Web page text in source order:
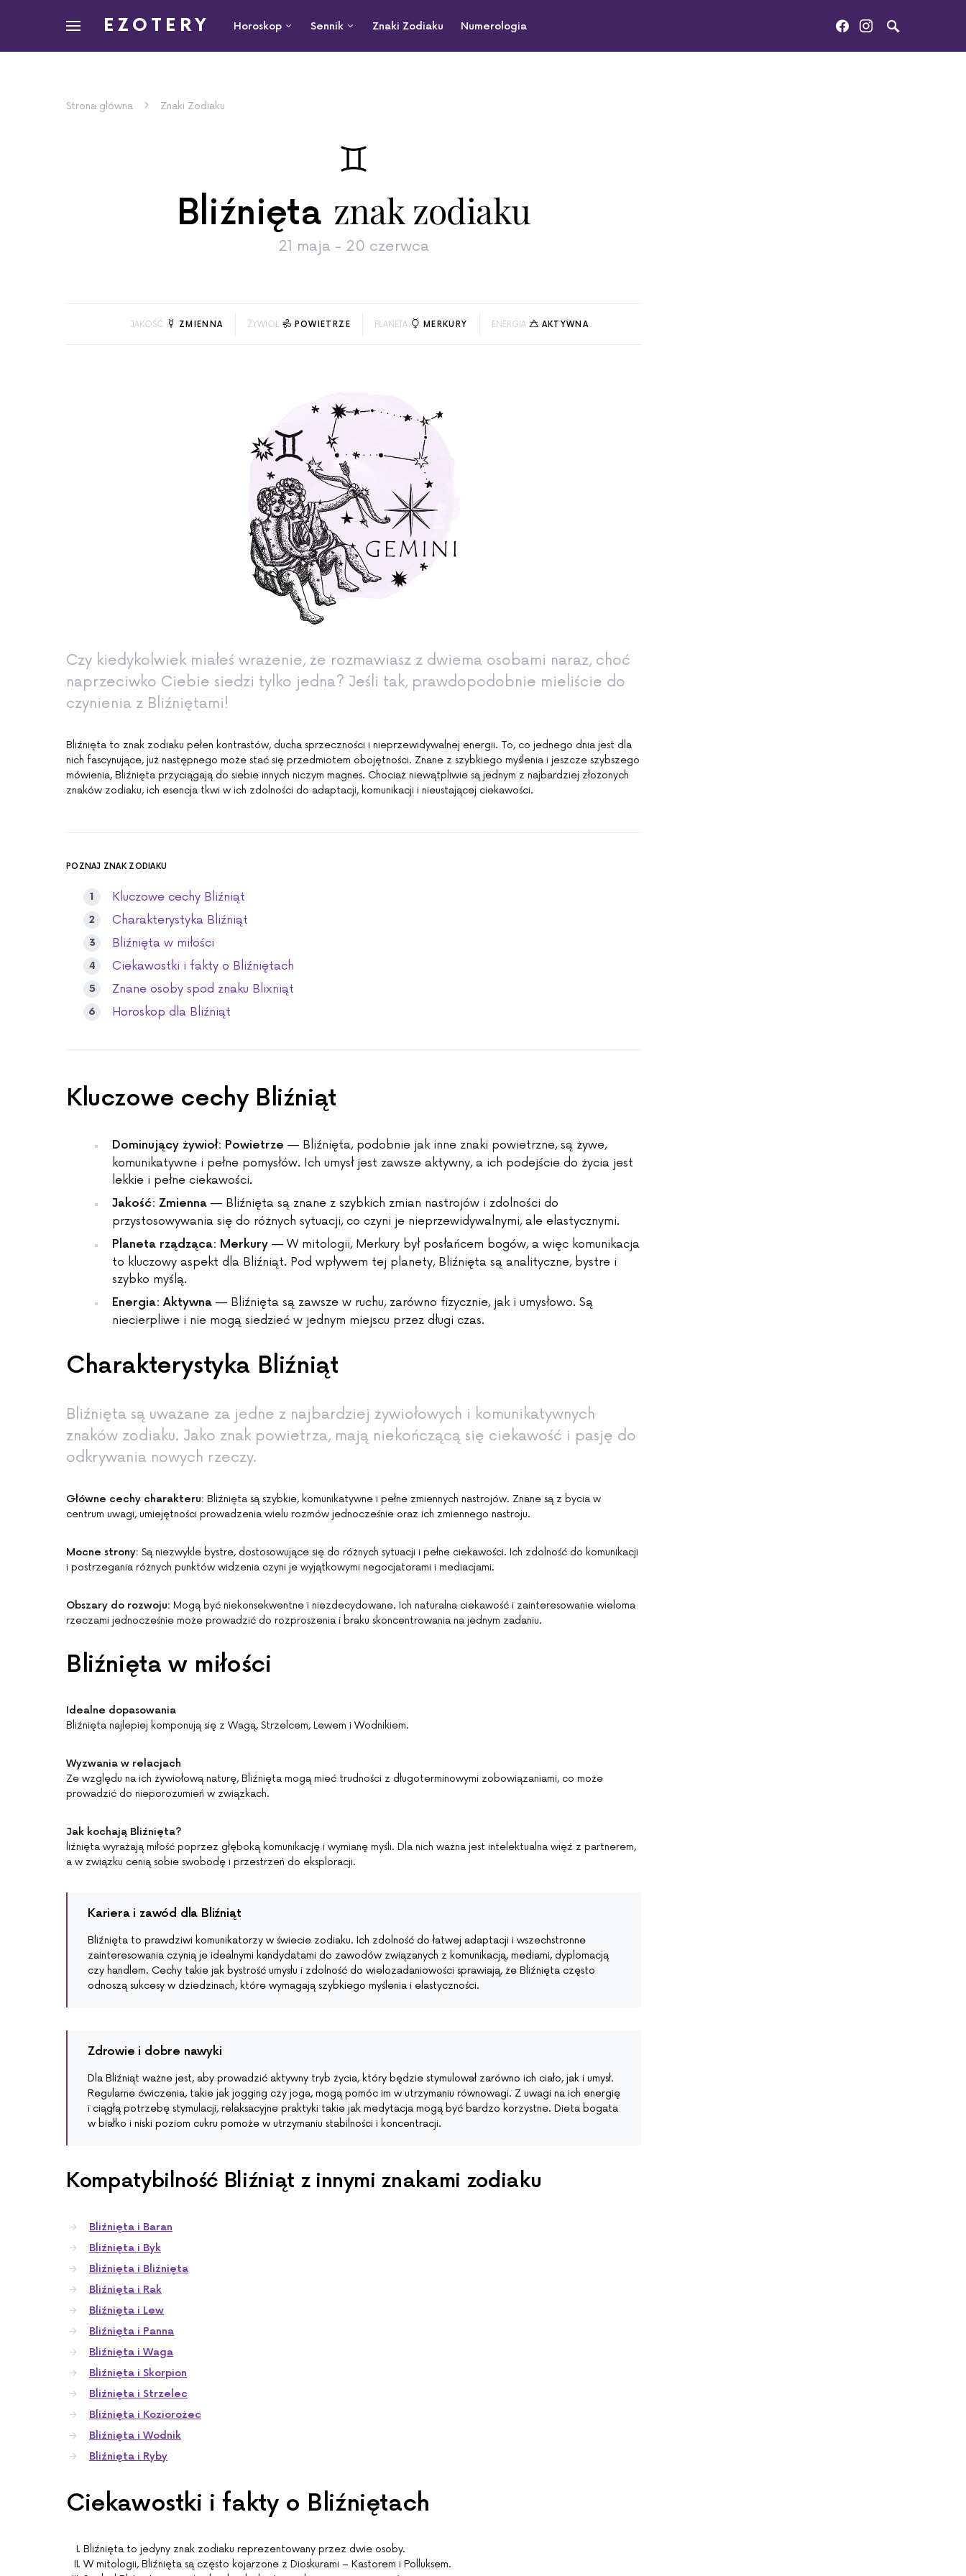
EZOTERY Horoskop Sennik Znaki Zodiaku Numerologia
Strona główna Znaki Zodiaku
Bliźnięta znak zodiaku
21 maja - 20 czerwca
JAKOŚĆ ZMIENNA ŻYWIOŁ POWIETRZE PLANETA MERKURY ENERGIA AKTYWNA
Czy kiedykolwiek miałeś wrażenie, że rozmawiasz z dwiema osobami naraz, choć
naprzeciwko Ciebie siedzi tylko jedna? Jeśli tak, prawdopodobnie mieliście do
czynienia z Bliźniętami!
Bliźnięta to znak zodiaku pełen kontrastów, ducha sprzeczności i nieprzewidywalnej energii. To, co jednego dnia jest dla
nich fascynujące, już następnego może stać się przedmiotem obojętności. Znane z szybkiego myślenia i jeszcze szybszego
mówienia, Bliźnięta przyciągają do siebie innych niczym magnes. Chociaż niewątpliwie są jednym z najbardziej złożonych
znaków zodiaku, ich esencja tkwi w ich zdolności do adaptacji, komunikacji i nieustającej ciekawości.
POZNAJ ZNAK ZODIAKU
Kluczowe cechy Bliźniąt
Charakterystyka Bliźniąt
Bliźnięta w miłości
Ciekawostki i fakty o Bliźniętach
Znane osoby spod znaku Blixniąt
Horoskop dla Bliźniąt
Kluczowe cechy Bliźniąt
Dominujący żywioł: Powietrze — Bliźnięta, podobnie jak inne znaki powietrzne, są żywe,
komunikatywne i pełne pomysłów. Ich umysł jest zawsze aktywny, a ich podejście do życia jest
lekkie i pełne ciekawości.
Jakość: Zmienna — Bliźnięta są znane z szybkich zmian nastrojów i zdolności do
przystosowywania się do różnych sytuacji, co czyni je nieprzewidywalnymi, ale elastycznymi.
Planeta rządząca: Merkury — W mitologii, Merkury był posłańcem bogów, a więc komunikacja
to kluczowy aspekt dla Bliźniąt. Pod wpływem tej planety, Bliźnięta są analityczne, bystre i
szybko myślą.
Energia: Aktywna — Bliźnięta są zawsze w ruchu, zarówno fizycznie, jak i umysłowo. Są
niecierpliwe i nie mogą siedzieć w jednym miejscu przez długi czas.
Charakterystyka Bliźniąt
Bliźnięta są uważane za jedne z najbardziej żywiołowych i komunikatywnych
znaków zodiaku. Jako znak powietrza, mają niekończącą się ciekawość i pasję do
odkrywania nowych rzeczy.
Główne cechy charakteru: Bliźnięta są szybkie, komunikatywne i pełne zmiennych nastrojów. Znane są z bycia w
centrum uwagi, umiejętności prowadzenia wielu rozmów jednocześnie oraz ich zmiennego nastroju.
Mocne strony: Są niezwykle bystre, dostosowujące się do różnych sytuacji i pełne ciekawości. Ich zdolność do komunikacji
i postrzegania różnych punktów widzenia czyni je wyjątkowymi negocjatorami i mediacjami.
Obszary do rozwoju: Mogą być niekonsekwentne i niezdecydowane. Ich naturalna ciekawość i zainteresowanie wieloma
rzeczami jednocześnie może prowadzić do rozproszenia i braku skoncentrowania na jednym zadaniu.
Bliźnięta w miłości
Idealne dopasowania
Bliźnięta najlepiej komponują się z Wagą, Strzelcem, Lewem i Wodnikiem.
Wyzwania w relacjach
Ze względu na ich żywiołową naturę, Bliźnięta mogą mieć trudności z długoterminowymi zobowiązaniami, co może
prowadzić do nieporozumień w związkach.
Jak kochają Bliźnięta?
liźnięta wyrażają miłość poprzez głęboką komunikację i wymianę myśli. Dla nich ważna jest intelektualna więź z partnerem,
a w związku cenią sobie swobodę i przestrzeń do eksploracji.
Kariera i zawód dla Bliźniąt
Bliźnięta to prawdziwi komunikatorzy w świecie zodiaku. Ich zdolność do łatwej adaptacji i wszechstronne
zainteresowania czynią je idealnymi kandydatami do zawodów związanych z komunikacją, mediami, dyplomacją
czy handlem. Cechy takie jak bystrość umysłu i zdolność do wielozadaniowości sprawiają, że Bliźnięta często
odnoszą sukcesy w dziedzinach, które wymagają szybkiego myślenia i elastyczności.
Zdrowie i dobre nawyki
Dla Bliźniąt ważne jest, aby prowadzić aktywny tryb życia, który będzie stymulował zarówno ich ciało, jak i umysł.
Regularne ćwiczenia, takie jak jogging czy joga, mogą pomóc im w utrzymaniu równowagi. Z uwagi na ich energię
i ciągłą potrzebę stymulacji, relaksacyjne praktyki takie jak medytacja mogą być bardzo korzystne. Dieta bogata
w białko i niski poziom cukru pomoże w utrzymaniu stabilności i koncentracji.
Kompatybilność Bliźniąt z innymi znakami zodiaku
Bliźnięta i Baran
Bliźnięta i Byk
Bliźnięta i Bliźnięta
Bliźnięta i Rak
Bliźnięta i Lew
Bliźnięta i Panna
Bliźnięta i Waga
Bliźnięta i Skorpion
Bliźnięta i Strzelec
Bliźnięta i Koziorożec
Bliźnięta i Wodnik
Bliźnięta i Ryby
Ciekawostki i fakty o Bliźniętach
Bliźnięta to jedyny znak zodiaku reprezentowany przez dwie osoby.
W mitologii, Bliźnięta są często kojarzone z Dioskurami – Kastorem i Polluksem.